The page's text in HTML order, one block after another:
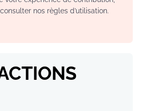
nos règles d’utilisation.